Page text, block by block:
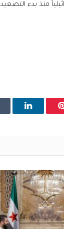
بينتيريستلينكدإن